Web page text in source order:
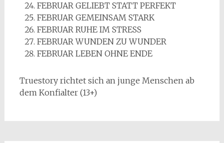
FEBRUAR GELIEBT STATT PERFEKT
FEBRUAR GEMEINSAM STARK
FEBRUAR RUHE IM STRESS
FEBRUAR WUNDEN ZU WUNDER
FEBRUAR LEBEN OHNE ENDE
Truestory richtet sich an junge Menschen ab
dem Konfialter (13+)